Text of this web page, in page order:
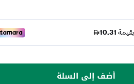
أضف إلى السلة